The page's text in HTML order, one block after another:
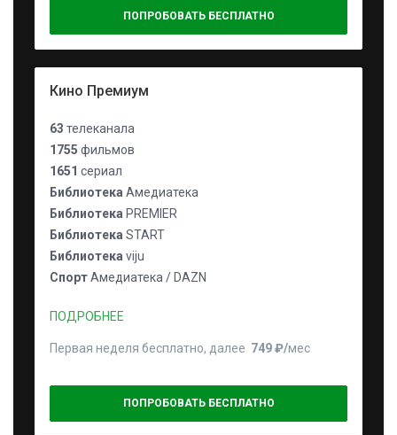
ПОПРОБОВАТЬ БЕСПЛАТНО
Кино Премиум
63 телеканала
1755 фильмов
1651 сериал
Библиотека Амедиатека
Библиотека PREMIER
Библиотека START
Библиотека viju
СпортАмедиатека / DAZN
ПОДРОБНЕЕ
Первая неделя бесплатно, далее 749 ₽⁠/⁠мес
ПОПРОБОВАТЬ БЕСПЛАТНО